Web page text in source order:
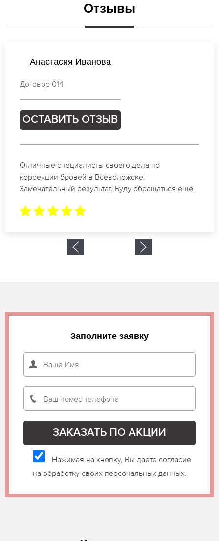
Отзывы
Ирина Михайлова
Договор 974
ОСТАВИТЬ ОТЗЫВ
Спасибо огромное. Заказывала татуаж на свадьбу
в Всеволожске. За 2 часа все было сделано.
Заполните заявку
Нажимая на кнопку, Вы даете согласие
на обработку своих персональных данных.